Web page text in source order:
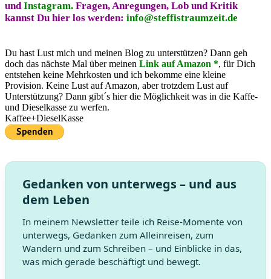
und Instagram. Fragen, Anregungen, Lob und Kritik
kannst Du hier los werden: info@steffistraumzeit.de
Du hast Lust mich und meinen Blog zu unterstützen? Dann geh
doch das nächste Mal über meinen Link auf Amazon *, für Dich
entstehen keine Mehrkosten und ich bekomme eine kleine
Provision. Keine Lust auf Amazon, aber trotzdem Lust auf
Unterstützung? Dann gibt´s hier die Möglichkeit was in die Kaffe-
und Dieselkasse zu werfen.
Kaffee+DieselKasse
Gedanken von unterwegs – und aus
dem Leben
In meinem Newsletter teile ich Reise-Momente von
unterwegs, Gedanken zum Alleinreisen, zum
Wandern und zum Schreiben – und Einblicke in das,
was mich gerade beschäftigt und bewegt.